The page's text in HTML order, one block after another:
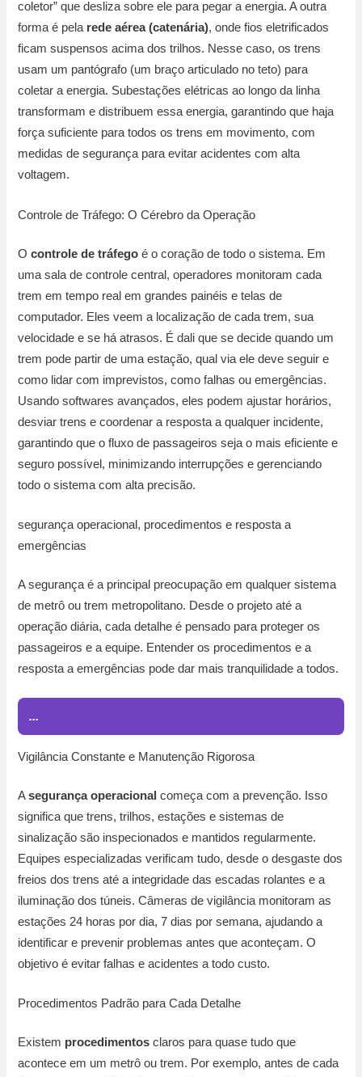
coletor” que desliza sobre ele para pegar a energia. A outra
forma é pela rede aérea (catenária), onde fios eletrificados
ficam suspensos acima dos trilhos. Nesse caso, os trens
usam um pantógrafo (um braço articulado no teto) para
coletar a energia. Subestações elétricas ao longo da linha
transformam e distribuem essa energia, garantindo que haja
força suficiente para todos os trens em movimento, com
medidas de segurança para evitar acidentes com alta
voltagem.
Controle de Tráfego: O Cérebro da Operação
Ocontrole de tráfego é o coração de todo o sistema. Em
uma sala de controle central, operadores monitoram cada
trem em tempo real em grandes painéis e telas de
computador. Eles veem a localização de cada trem, sua
velocidade e se há atrasos. É dali que se decide quando um
trem pode partir de uma estação, qual via ele deve seguir e
como lidar com imprevistos, como falhas ou emergências.
Usando softwares avançados, eles podem ajustar horários,
desviar trens e coordenar a resposta a qualquer incidente,
garantindo que o fluxo de passageiros seja o mais eficiente e
seguro possível, minimizando interrupções e gerenciando
todo o sistema com alta precisão.
segurança operacional, procedimentos e resposta a
emergências
A segurança é a principal preocupação em qualquer sistema
de metrô ou trem metropolitano. Desde o projeto até a
operação diária, cada detalhe é pensado para proteger os
passageiros e a equipe. Entender os procedimentos e a
resposta a emergências pode dar mais tranquilidade a todos.
...
Vigilância Constante e Manutenção Rigorosa
Asegurança operacional começa com a prevenção. Isso
significa que trens, trilhos, estações e sistemas de
sinalização são inspecionados e mantidos regularmente.
Equipes especializadas verificam tudo, desde o desgaste dos
freios dos trens até a integridade das escadas rolantes e a
iluminação dos túneis. Câmeras de vigilância monitoram as
estações 24 horas por dia, 7 dias por semana, ajudando a
identificar e prevenir problemas antes que aconteçam. O
objetivo é evitar falhas e acidentes a todo custo.
Procedimentos Padrão para Cada Detalhe
Existem procedimentos claros para quase tudo que
acontece em um metrô ou trem. Por exemplo, antes de cada